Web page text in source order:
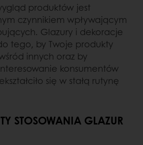
produktów jest
czynnikiem wpływającym
Glazury i dekoracje
tego, by Twoje produkty
innych oraz by
konsumentów
się w stałą rutynę
STOSOWANIA GLAZUR